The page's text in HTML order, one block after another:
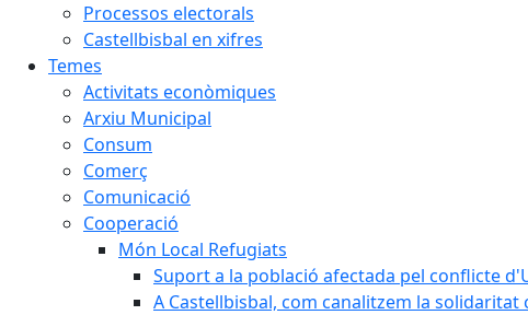
Processos electorals
Castellbisbal en xifres
Temes
Activitats econòmiques
Arxiu Municipal
Consum
Comerç
Comunicació
Cooperació
Món Local Refugiats
Suport a la població afectada pel conflicte
A Castellbisbal, com canalitzem la